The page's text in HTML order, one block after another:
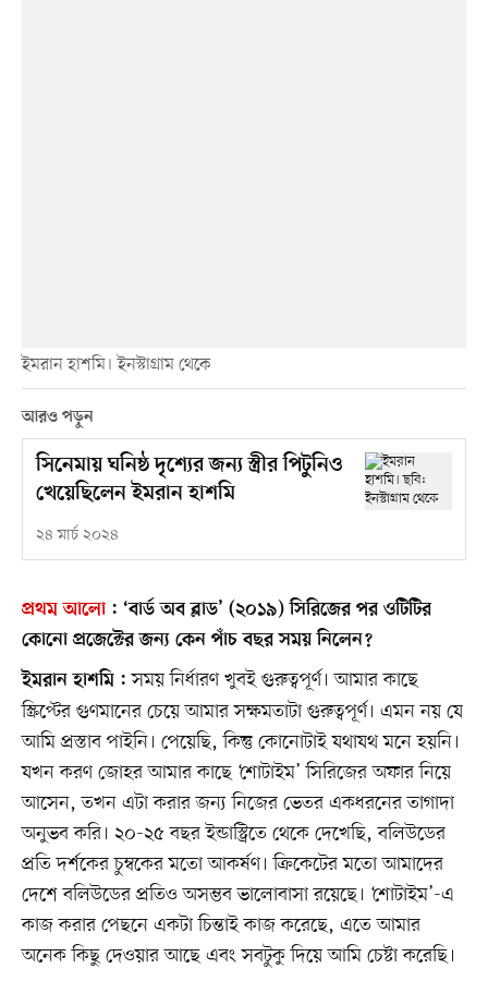
ইমরান হাশমি। ইনস্টাগ্রাম থেকে
আরও পড়ুন
সিনেমায় ঘনিষ্ঠ দৃশ্যের জন্য স্ত্রীর পিটুনিও
খেয়েছিলেন ইমরান হাশমি
২৪ মার্চ ২০২৪
প্রথম আলো: ‘বার্ড অব ব্লাড’ (২০১৯) সিরিজের পর ওটিটির
কোনো প্রজেক্টের জন্য কেন পাঁচ বছর সময় নিলেন?
ইমরান হাশমি :সময় নির্ধারণ খুবই গুরুত্বপূর্ণ। আমার কাছে
স্ক্রিপ্টের গুণমানের চেয়ে আমার সক্ষমতাটা গুরুত্বপূর্ণ। এমন নয় যে
আমি প্রস্তাব পাইনি। পেয়েছি, কিন্তু কোনোটাই যথাযথ মনে হয়নি।
যখন করণ জোহর আমার কাছে ‘শোটাইম’ সিরিজের অফার নিয়ে
আসেন, তখন এটা করার জন্য নিজের ভেতর একধরনের তাগাদা
অনুভব করি। ২০-২৫ বছর ইন্ডাস্ট্রিতে থেকে দেখেছি, বলিউডের
প্রতি দর্শকের চুম্বকের মতো আকর্ষণ। ক্রিকেটের মতো আমাদের
দেশে বলিউডের প্রতিও অসম্ভব ভালোবাসা রয়েছে। ‘শোটাইম’-এ
কাজ করার পেছনে একটা চিন্তাই কাজ করেছে, এতে আমার
অনেক কিছু দেওয়ার আছে এবং সবটুকু দিয়ে আমি চেষ্টা করেছি।